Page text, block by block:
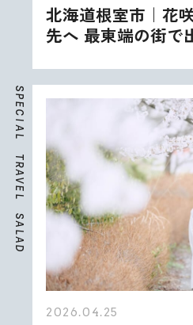
北海道根室市｜花
先へ 最東端の街で
S
P
E
C
I
A
L
T
R
A
V
E
L
S
A
L
A
D
2026.04.25